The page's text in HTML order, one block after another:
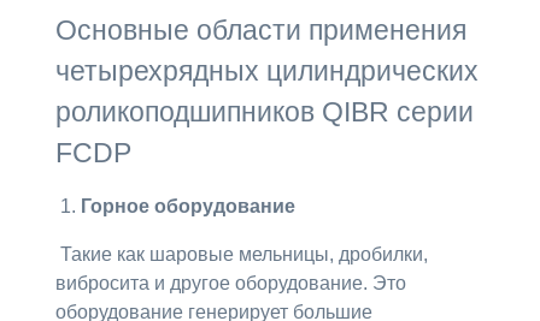
Основные области применения
четырехрядных цилиндрических
роликоподшипников QIBR серии
FCDP
1. Горное оборудование
Такие как шаровые мельницы, дробилки,
вибросита и другое оборудование. Это
оборудование генерирует большие